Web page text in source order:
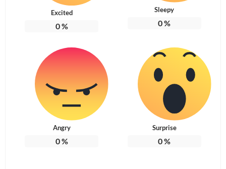
Excited
0%
Sleepy
0%
Angry
0%
Surprise
0%